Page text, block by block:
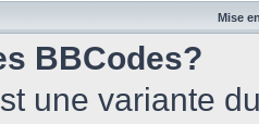
Mise
BBCodes?
une variante